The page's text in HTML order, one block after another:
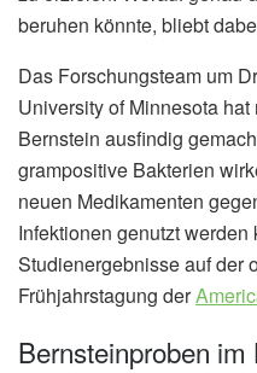
beruhen könnte, bliebt
Das Forschungsteam um
University of Minnesota
Bernstein ausfindig
grampositive Bakterien
neuen Medikamenten
Infektionen genutzt
Studienergebnisse auf der
Frühjahrstagung der
Bernsteinproben